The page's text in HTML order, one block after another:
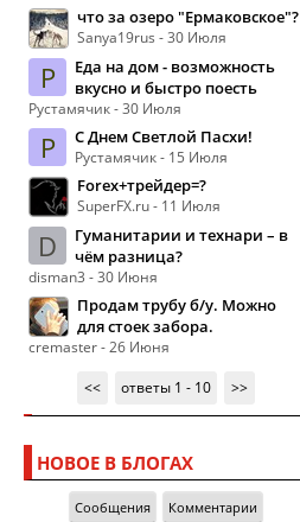
что за озеро "Ермаковское"?
Sanya19rus - 30 Июля
Р
Еда на дом - возможность
вкусно и быстро поесть
Рустамячик - 30 Июля
Р С Днем Светлой Пасхи!
Рустамячик - 15 Июля
Forex+трейдер=?
SuperFX.ru - 11 Июля
D
Гуманитарии и технари – в
чём разница?
disman3 - 30 Июня
Продам трубу б/у. Можно
для стоек забора.
cremaster - 26 Июня
<<
ответы 1 - 10 >>
НОВОЕ В БЛОГАХ
Сообщения Комментарии